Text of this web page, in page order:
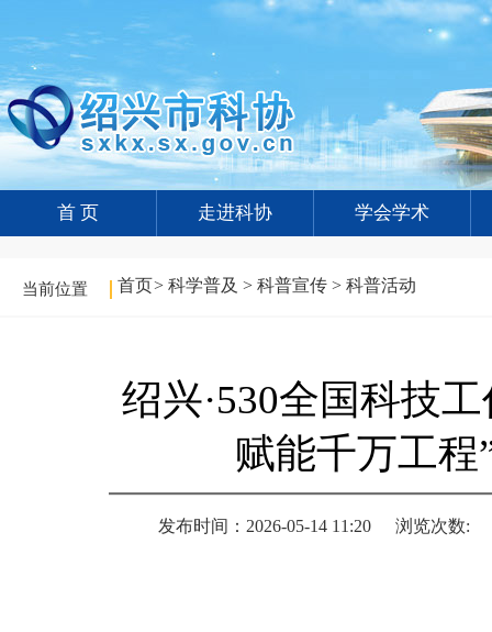
首 页 走进科协 学会学术
当前位置 首页> 科学普及 > 科普宣传 > 科普活动
绍兴·530全国科技
赋能千万工
发布时间：2026-05-14 11:20 浏览次数: